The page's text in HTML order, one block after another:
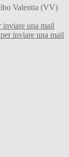
Valentia (VV)
inviare una mail
inviare una mail